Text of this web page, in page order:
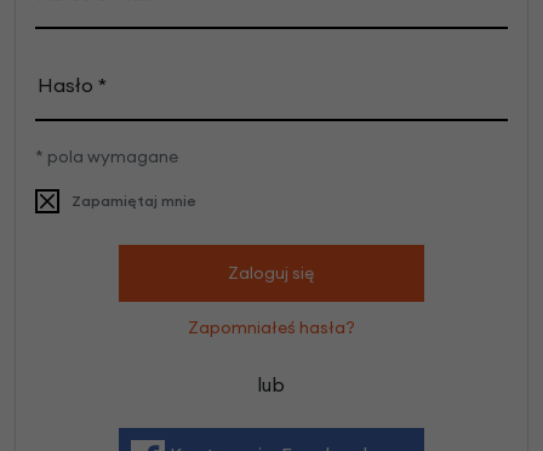
Hasło *
* pola wymagane
Zapamiętaj mnie
Zaloguj się
Zapomniałeś hasła?
lub